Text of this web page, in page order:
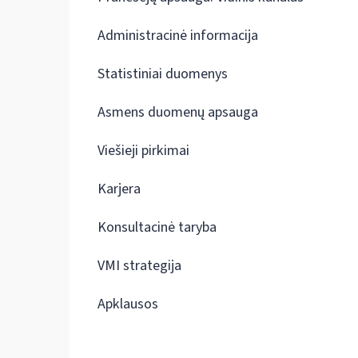
Administracinė informacija
Statistiniai duomenys
Asmens duomenų apsauga
Viešieji pirkimai
Karjera
Konsultacinė taryba
VMI strategija
Apklausos